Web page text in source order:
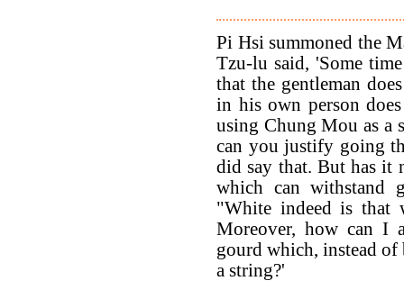
Pi Hsi summoned the
Tzu-lu said, 'Some
that the gentleman
in his own person
using Chung Mou as a
can you justify going
did say that. But has it
which can withstand
"White indeed is that
Moreover, how can I
gourd which, instead of
a string?'